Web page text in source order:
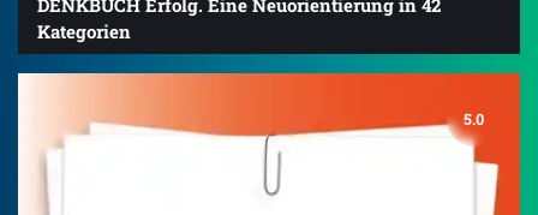
Kategorien
5.0